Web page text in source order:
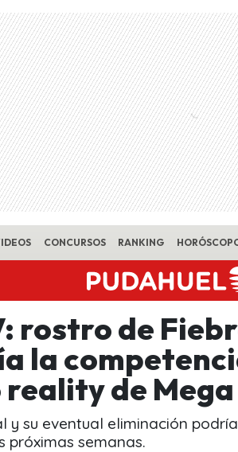
CONCURSOS RANKING
rostro de
la
reality de Mega
su eventual eliminación
semanas.